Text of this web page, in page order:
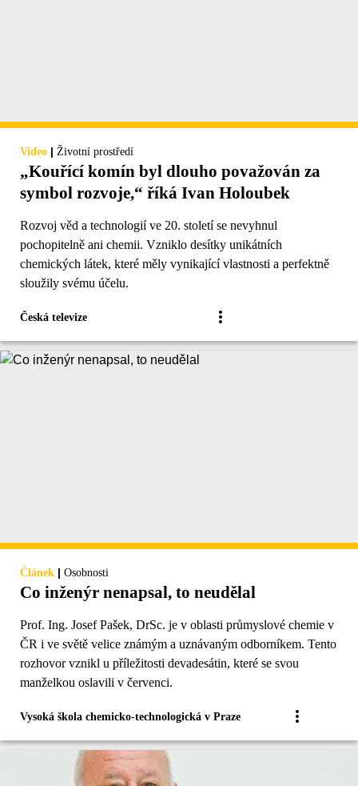
Video | Životní prostředí
„Kouřící komín byl dlouho považován za
symbol rozvoje,“ říká Ivan Holoubek
Rozvoj věd a technologií ve 20. století se nevyhnul
pochopitelně ani chemii. Vzniklo desítky unikátních
chemických látek, které měly vynikající vlastnosti a perfektně
sloužily svému účelu.
Česká televize
Článek | Osobnosti
Co inženýr nenapsal, to neudělal
Prof. Ing. Josef Pašek, DrSc. je v oblasti průmyslové chemie v
ČR i ve světě velice známým a uznávaným odborníkem. Tento
rozhovor vznikl u příležitosti devadesátin, které se svou
manželkou oslavili v červenci.
Vysoká škola chemicko-technologická v Praze